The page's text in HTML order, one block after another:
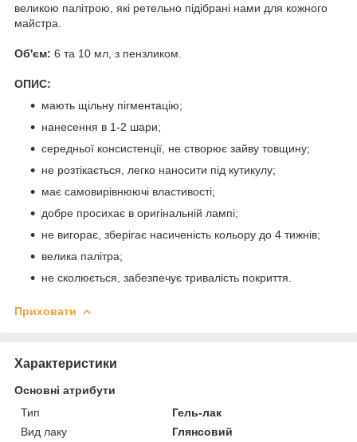
великою палітрою, які ретельно підібрані нами для кожного
майстра.
Об'єм: 6 та 10 мл, з пензликом.
ОПИС:
мають щільну пігментацію;
нанесення в 1-2 шари;
середньої консистенції, не створює зайву товщину;
не розтікається, легко наносити під кутикулу;
має самовирівнюючі властивості;
добре просихає в оригінальній лампі;
не вигорає, зберігає насиченість кольору до 4 тижнів;
велика палітра;
не сколюється, забезпечує тривалість покриття.
Приховати
Характеристики
Основні атрибути
Тип
Гель-лак
Вид лаку
Глянсовий